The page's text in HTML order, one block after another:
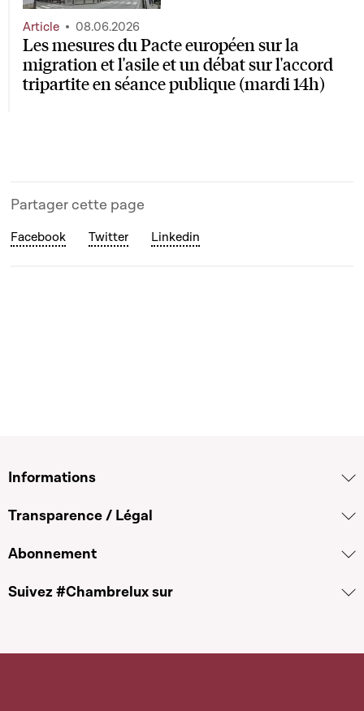
Les mesures du Pacte européen sur la
migration et l'asile et un débat sur l'accord
tripartite en séance publique (mardi 14h)
Article 08.06.2026
Partager cette page
Facebook Twitter Linkedin
Informations
Transparence / Légal
Abonnement
Suivez #Chambrelux sur